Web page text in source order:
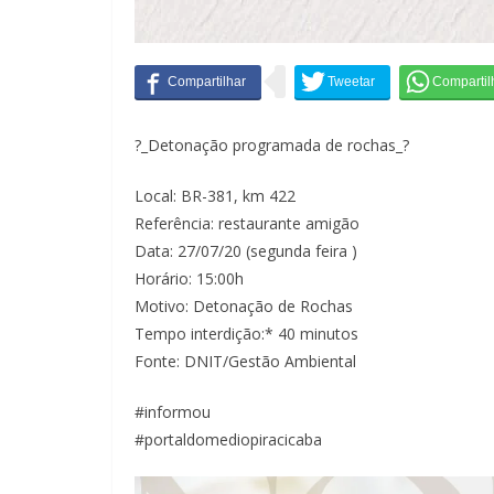
?_Detonação programada de rochas_?
Local: BR-381, km 422
Referência: restaurante amigão
Data: 27/07/20 (segunda feira )
Horário: 15:00h
Motivo: Detonação de Rochas
Tempo interdição:* 40 minutos
Fonte: DNIT/Gestão Ambiental
#informou
#portaldomediopiracicaba